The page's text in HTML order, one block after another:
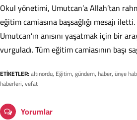
Okul yönetimi, Umutcan’a Allah’tan
eğitim camiasına başsağlığı mesajı
Umutcan’ın anısını yaşatmak için bir
vurguladı. Tüm eğitim camiasının başı
ETİKETLER:altınordu, Eğitim,gündem, haber,ünye
haberleri,vefat
Yorumlar